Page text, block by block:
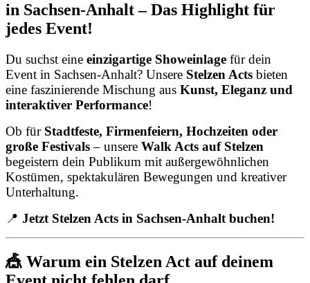
in Sachsen-Anhalt – Das Highlight für
jedes Event!
Du suchst eine einzigartige Showeinlage für dein
Event in Sachsen-Anhalt? Unsere Stelzen Acts bieten
eine faszinierende Mischung aus Kunst, Eleganz und
interaktiver Performance!
Ob für Stadtfeste, Firmenfeiern, Hochzeiten oder
große Festivals– unsere Walk Acts auf Stelzen
begeistern dein Publikum mit außergewöhnlichen
Kostümen, spektakulären Bewegungen und kreativer
Unterhaltung.
📍 Jetzt Stelzen Acts in Sachsen-Anhalt buchen!
🎪 Warum ein Stelzen Act auf deinem